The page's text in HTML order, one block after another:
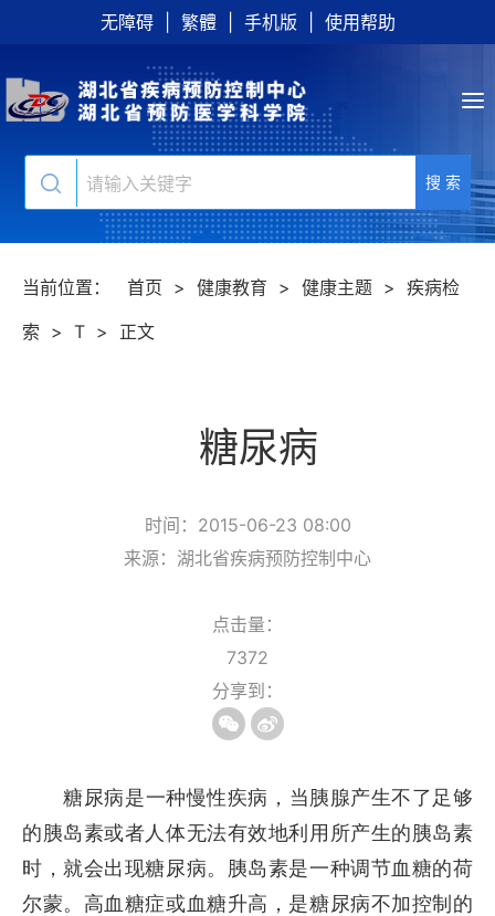
无障碍 繁體 手机版 使用帮助
搜 索
当前位置： 首页 > 健康教育 > 健康主题 > 疾病检
索 > T > 正文
糖尿病
时间：2015-06-23 08:00
来源：湖北省疾病预防控制中心
点击量：
7372
分享到：
糖尿病是一种慢性疾病，当胰腺产生不了足够
的胰岛素或者人体无法有效地利用所产生的胰岛素
时，就会出现糖尿病。胰岛素是一种调节血糖的荷
尔蒙。高血糖症或血糖升高，是糖尿病不加控制的